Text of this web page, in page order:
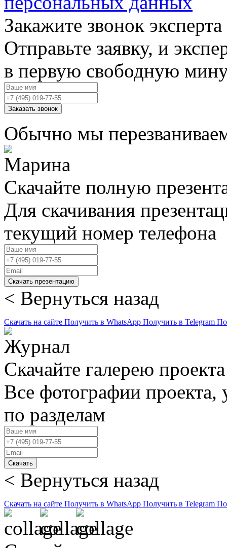
Закажите звонок эксперта
Отправьте заявку, и
в первую свободную
Заказать звонок
Обычно мы
Скачайте полную
Для скачивания
текущий номер телефона
Скачать презентацию
< Вернуться назад
Скачать на сайте Получить в WhatsApp Получить в Telegram
Скачайте галерею
Все фотографии проекта,
по разделам
Скачать
< Вернуться назад
Скачать на сайте Получить в WhatsApp Получить в Telegram